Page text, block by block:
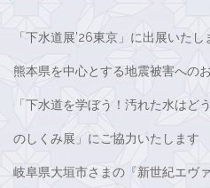
「下水道展’26東京」に出展いたし
熊本県を中心とする地震被害への
「下水道を学ぼう！汚れた水はど
のしくみ展」にご協力いたします
岐阜県大垣市さまの『新世紀エヴ